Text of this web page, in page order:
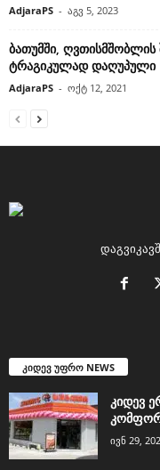
AdjaraPS - აგვ 5, 2023
ბათუმში,
ტრაგიკულად დაღუპული
AdjaraPS - ოქტ 12, 2021
კიდევ უფრო NEWS
კიდევ
ივნ 29,